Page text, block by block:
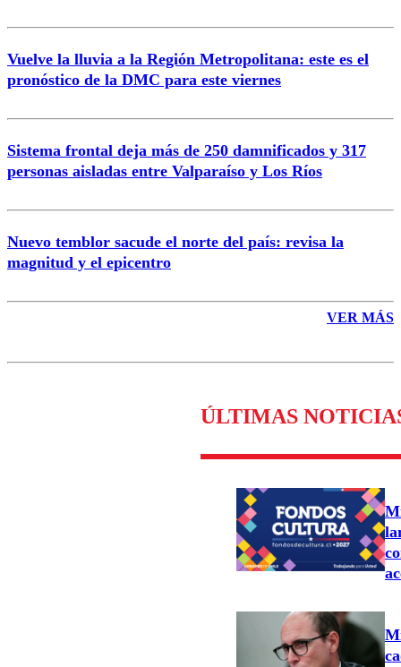
Enviar comentario
Vuelve la lluvia a la Región Metropolitana: este es el
pronóstico de la DMC para este viernes
Sistema frontal deja más de 250 damnificados y 317
personas aisladas entre Valparaíso y Los Ríos
Nuevo temblor sacude el norte del país: revisa la
magnitud y el epicentro
VER MÁS
ÚLTIMAS